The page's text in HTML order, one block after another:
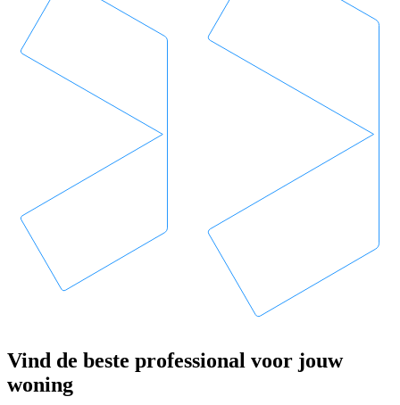
Vind de beste professional voor jouw
woning